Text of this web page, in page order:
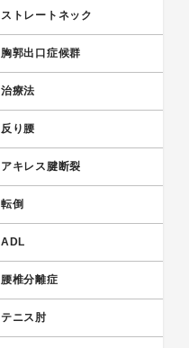
ストレートネック
胸郭出口症候群
治療法
反り腰
アキレス腱断裂
転倒
ADL
腰椎分離症
テニス肘